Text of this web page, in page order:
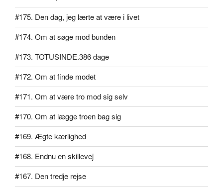
#175. Den dag, jeg lærte at være i livet
#174. Om at søge mod bunden
#173. TOTUSINDE.386 dage
#172. Om at finde modet
#171. Om at være tro mod sig selv
#170. Om at lægge troen bag sig
#169. Ægte kærlighed
#168. Endnu en skillevej
#167. Den tredje rejse